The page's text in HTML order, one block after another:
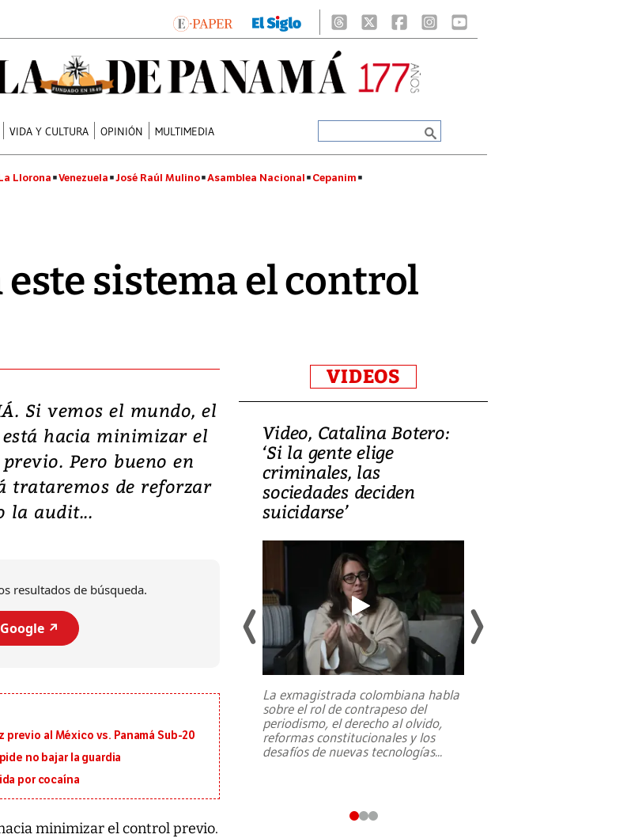
VIDA Y CULTURA OPINIÓN MULTIMEDIA
Llorona Venezuela José Raúl Mulino Asamblea Nacional Cepanim
este sistema el control
Si vemos el mundo, el
hacia minimizar el
Pero bueno en
trataremos de reforzar
la audit...
resultados de búsqueda.
↗️
previo al México vs. Panamá Sub-20
no bajar la guardia
por cocaína
minimizar el control previo.
VIDEOS
Video, Japón: Terremoto
deja heridos y graves
daños en Kumamoto
al sur de Japón, provocando una
Video, Catalina Botero:
‘Si la gente elige
criminales, las
sociedades deciden
suicidarse’
La exmagistrada colombiana habla
sobre el rol de contrapeso del
periodismo, el derecho al olvido,
reformas constitucionales y los
desafíos de nuevas tecnologías...